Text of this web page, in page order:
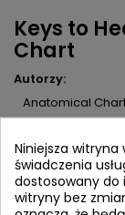
Keys to
Chart
Autorzy:
Anatomical
ISBN:
24,88 zł
Niniejsza witryna
świadczenia
dostosowany do
witryny bez